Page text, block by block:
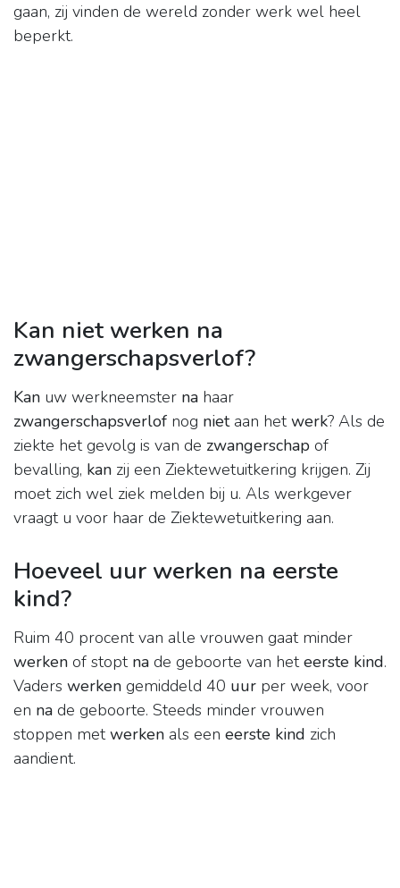
gaan, zij vinden de wereld zonder werk wel heel
beperkt.
Kan niet werken na
zwangerschapsverlof?
Kan uw werkneemster na haar
zwangerschapsverlof nog nietaan hetwerk? Als de
ziekte het gevolg is van de zwangerschap of
bevalling, kan zij een Ziektewetuitkering krijgen. Zij
moet zich wel ziek melden bij u. Als werkgever
vraagt u voor haar de Ziektewetuitkering aan.
Hoeveel uur werken na eerste
kind?
Ruim 40 procent van alle vrouwen gaat minder
werken of stopt na de geboorte van heteerste kind.
Vaders werken gemiddeld 40 uur per week, voor
en na de geboorte. Steeds minder vrouwen
stoppen metwerken als een eerste kind zich
aandient.